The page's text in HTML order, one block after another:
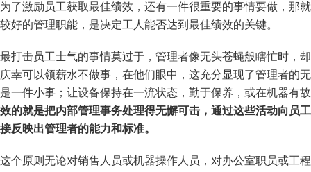
为了激励员工获取最佳绩效，还有一件很重要的事情要做，那
较好的管理职能，是决定工人能否达到最佳绩效的关键。
最打击员工士气的事情莫过于，管理者像无头苍蝇般瞎忙时
庆幸可以领薪水不做事，在他们眼中，这充分显现了管理者的
是一件小事；让设备保持在一流状态，勤于保养，或在机器有
效的就是把内部管理事务处理得无懈可击，通过这些活动向员
接反映出管理者的能力和标准。
这个原则无论对销售人员或机器操作人员，对办公室职员或工